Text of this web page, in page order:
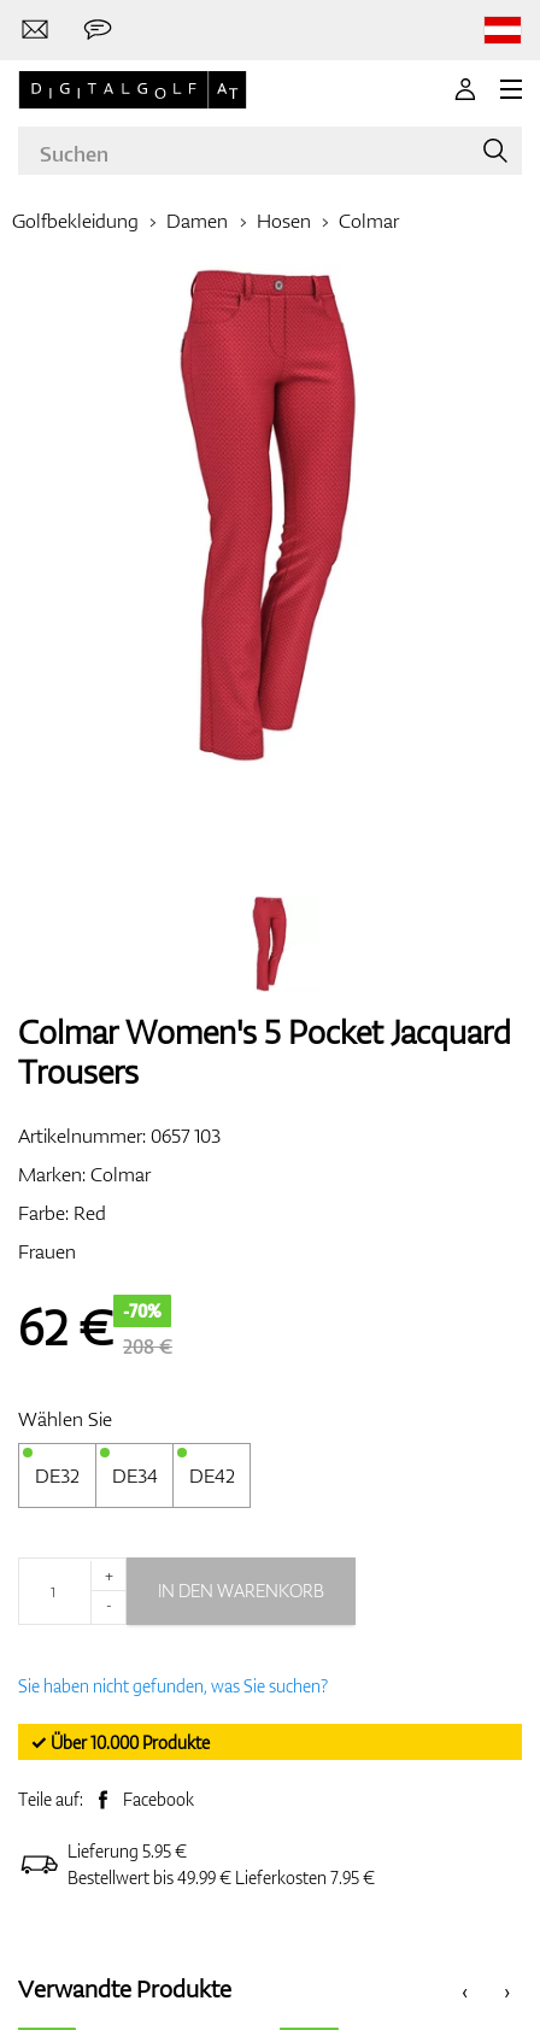
Marken
Golfschläger
Bekleidung
Handschuhe
Schuhe
Bags
Entfernungsmesser & GPS
Golfbekleidung Damen Hosen Colmar
Colmar Women's 5 Pocket Jacquard
Trousers
Artikelnummer:0657 103
Marken:Colmar
Farbe: Red
Frauen
62€ -70%
208 €
Wählen Sie
DE32 DE34 DE42
+
-
IN DEN WARENKORB
Sie haben nicht gefunden, was Sie suchen?
✓ Über 10.000 Produkte
Teile auf: Facebook
Lieferung 5.95 €
Bestellwert bis 49.99 € Lieferkosten 7.95 €
‹
Verwandte Produkte ›